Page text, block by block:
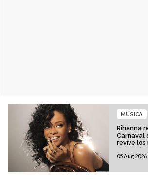
Rihanna
Carnaval
revive los
MÚSICA
05 Aug 2026